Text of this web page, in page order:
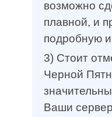
возможно
плавной, и
подробную
3) Стоит
Черной
Ваши